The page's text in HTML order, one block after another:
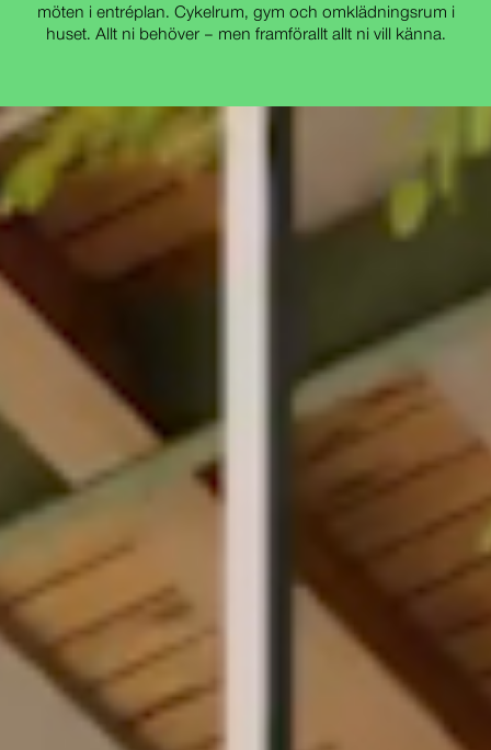
möten i entréplan. Cykelrum, gym och omklädningsrum i
huset. Allt ni behöver – men framförallt allt ni vill känna.